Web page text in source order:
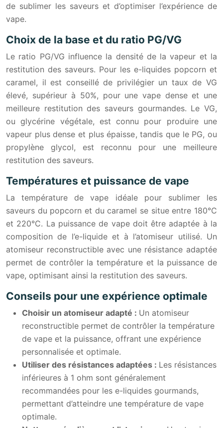
de sublimer les saveurs et d’optimiser l’expérience de
vape.
Choix de la base et du ratio PG/VG
Le ratio PG/VG influence la densité de la vapeur et la
restitution des saveurs. Pour les e-liquides popcorn et
caramel, il est conseillé de privilégier un taux de VG
élevé, supérieur à 50%, pour une vape dense et une
meilleure restitution des saveurs gourmandes. Le VG,
ou glycérine végétale, est connu pour produire une
vapeur plus dense et plus épaisse, tandis que le PG, ou
propylène glycol, est reconnu pour une meilleure
restitution des saveurs.
Températures et puissance de vape
La température de vape idéale pour sublimer les
saveurs du popcorn et du caramel se situe entre 180°C
et 220°C. La puissance de vape doit être adaptée à la
composition de l’e-liquide et à l’atomiseur utilisé. Un
atomiseur reconstructible avec une résistance adaptée
permet de contrôler la température et la puissance de
vape, optimisant ainsi la restitution des saveurs.
Conseils pour une expérience optimale
Choisir un atomiseur adapté : Un atomiseur
reconstructible permet de contrôler la température
de vape et la puissance, offrant une expérience
personnalisée et optimale.
Utiliser des résistances adaptées : Les résistances
inférieures à 1 ohm sont généralement
recommandées pour les e-liquides gourmands,
permettant d’atteindre une température de vape
optimale.